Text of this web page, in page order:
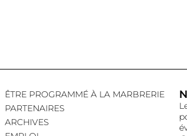
ÊTRE PROGRAMMÉ À LA MARBRERIE
PARTENAIRES
ARCHIVES